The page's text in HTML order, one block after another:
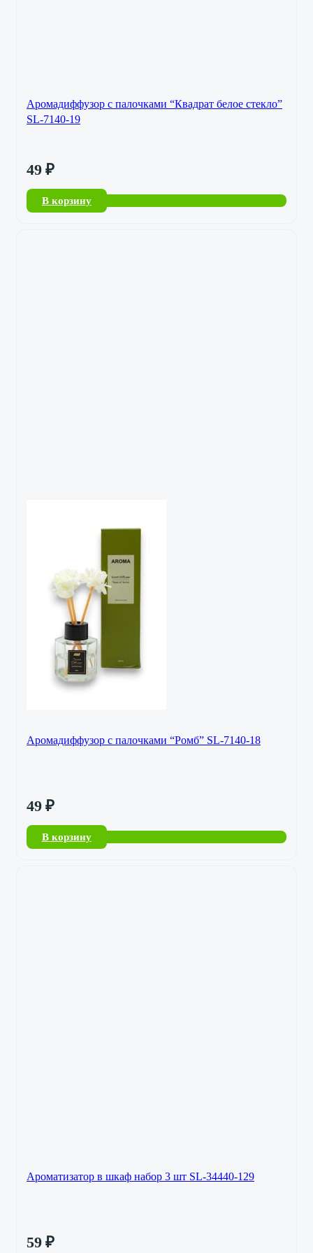
Аромадиффузор с палочками “Квадрат белое стекло”
SL-7140-19
49 ₽
В корзину
Аромадиффузор с палочками “Ромб” SL-7140-18
49 ₽
В корзину
Ароматизатор в шкаф набор 3 шт SL-34440-129
59 ₽